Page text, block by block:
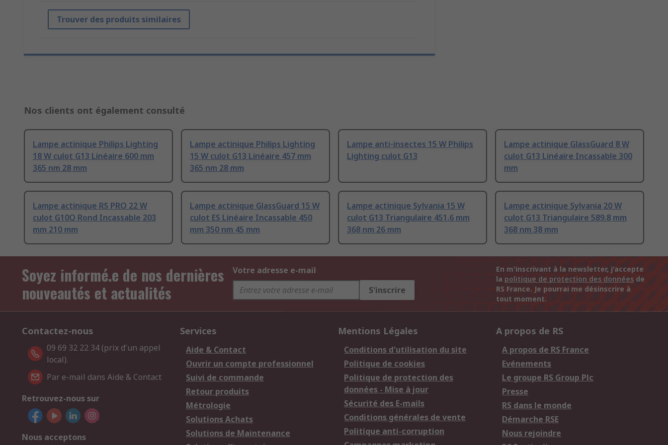
Trouver des produits similaires
Nos clients ont également consulté
Lampe actinique Philips Lighting
18 W culot G13 Linéaire 600 mm
365 nm 28 mm
Lampe actinique Philips Lighting
15 W culot G13 Linéaire 457 mm
365 nm 28 mm
Lampe anti-insectes 15 W Philips
Lighting culot G13
Lampe actinique GlassGuard 8 W
culot G13 Linéaire Incassable 300
mm
Lampe actinique RS PRO 22 W
culot G10Q Rond Incassable 203
mm 210 mm
Lampe actinique GlassGuard 15 W
culot ES Linéaire Incassable 450
mm 350 nm 45 mm
Lampe actinique Sylvania 15 W
culot G13 Triangulaire 451.6 mm
368 nm 26 mm
Lampe actinique Sylvania 20 W
culot G13 Triangulaire 589.8 mm
368 nm 38 mm
Soyez informé.e de nos dernières
nouveautés et actualités
Votre adresse e-mail
S'inscrire
En m'inscrivant à la newsletter, j'accepte
la politique de protection des données de
RS France. Je pourrai me désinscrire à
tout moment.
Contactez-nous
09 69 32 22 34 (prix d'un appel
local).
Par e-mail dans Aide & Contact
Retrouvez-nous sur
Nous acceptons
Services
Aide & Contact
Ouvrir un compte professionnel
Suivi de commande
Retour produits
Métrologie
Solutions Achats
Solutions de Maintenance
Mentions Légales
Conditions d'utilisation du site
Politique de cookies
Politique de protection des
données - Mise à jour
Sécurité des E-mails
Conditions générales de vente
Politique anti-corruption
A propos de RS
A propos de RS France
Evénements
Le groupe RS Group Plc
Presse
RS dans le monde
Démarche RSE
Nous rejoindre